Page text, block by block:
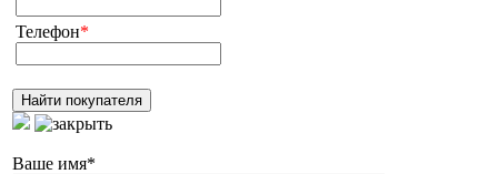
Телефон*
Ваше имя*